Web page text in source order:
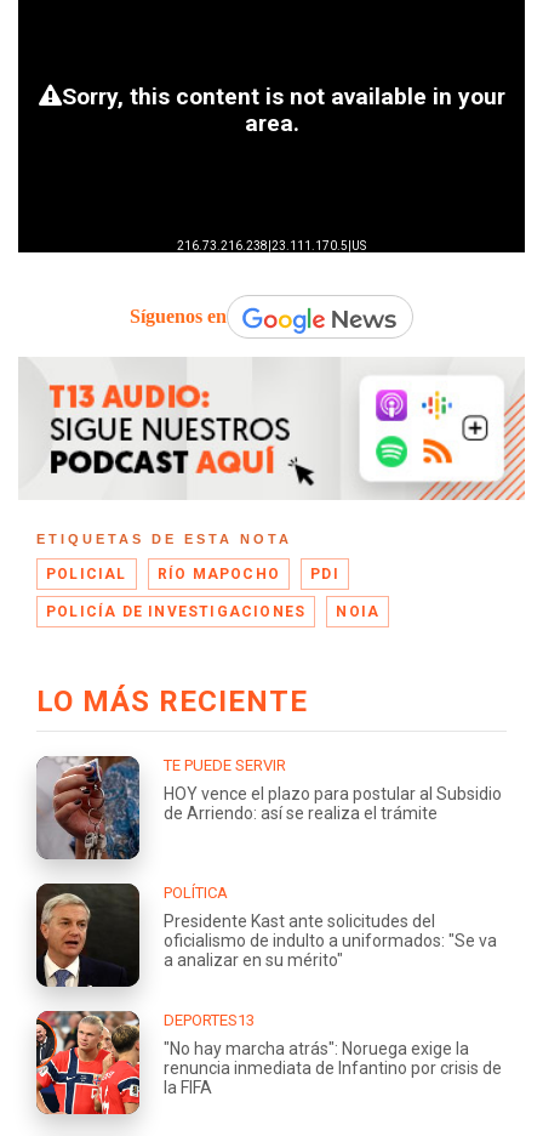
Síguenos en
ETIQUETAS DE ESTA NOTA
POLICIAL RÍO MAPOCHO PDI
POLICÍA DE INVESTIGACIONES NOIA
LO MÁS RECIENTE
TE PUEDE SERVIR
HOY vence el plazo para postular al Subsidio
de Arriendo: así se realiza el trámite
POLÍTICA
Presidente Kast ante solicitudes del
oficialismo de indulto a uniformados: "Se va
a analizar en su mérito"
DEPORTES13
"No hay marcha atrás": Noruega exige la
renuncia inmediata de Infantino por crisis de
la FIFA